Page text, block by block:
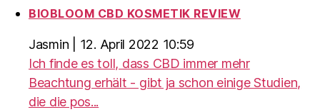
BIOBLOOM CBD KOSMETIK REVIEW
Jasmin
12. April 2022 10:59
Ich finde es toll, dass CBD immer mehr
Beachtung erhält - gibt ja schon einige Studien,
die die pos...